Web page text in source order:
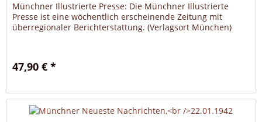
Münchner Illustrierte Presse: Die Münchner Illustrierte
Presse ist eine wöchentlich erscheinende Zeitung mit
überregionaler Berichterstattung. (Verlagsort München)
47,90 € *